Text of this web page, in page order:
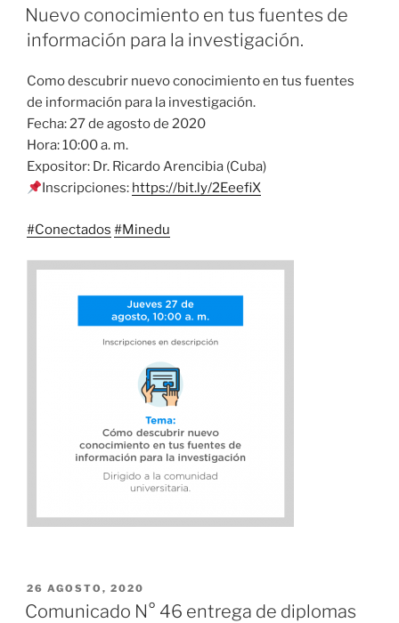
EL
Nuevo conocimiento en tus fuentes de
información para la investigación.
Como descubrir nuevo conocimiento en tus fuentes
de información para la investigación.
Fecha: 27 de agosto de 2020
Hora: 10:00 a. m.
Expositor: Dr. Ricardo Arencibia (Cuba)
Inscripciones: https://bit.ly/2EeefiX
#Conectados #Minedu
PUBLICADO
EL
26 AGOSTO, 2020
Comunicado N° 46 entrega de diplomas